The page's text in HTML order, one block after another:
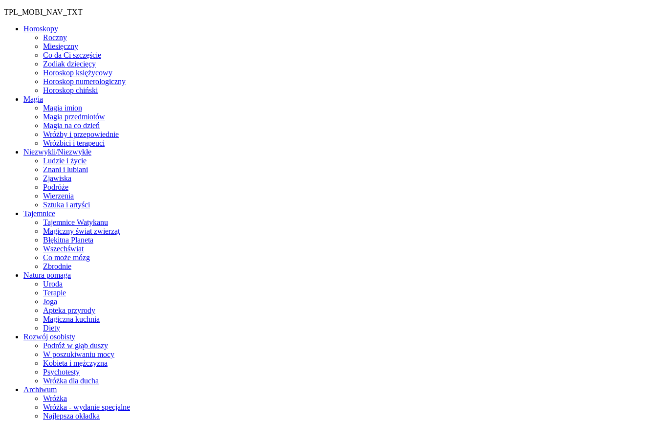
TPL_MOBI_NAV_TXT
Horoskopy
Roczny
Miesięczny
Co da Ci szczęście
Zodiak dziecięcy
Horoskop księżycowy
Horoskop numerologiczny
Horoskop chiński
Magia
Magia imion
Magia przedmiotów
Magia na co dzień
Wróżby i przepowiednie
Wróżbici i terapeuci
Niezwykli/Niezwykłe
Ludzie i życie
Znani i lubiani
Zjawiska
Podróże
Wierzenia
Sztuka i artyści
Tajemnice
Tajemnice Watykanu
Magiczny świat zwierząt
Błękitna Planeta
Wszechświat
Co może mózg
Zbrodnie
Natura pomaga
Uroda
Terapie
Joga
Apteka przyrody
Magiczna kuchnia
Diety
Rozwój osobisty
Podróż w głąb duszy
W poszukiwaniu mocy
Kobieta i mężczyzna
Psychotesty
Wróżka dla ducha
Archiwum
Wróżka
Wróżka - wydanie specjalne
Najlepsza okładka